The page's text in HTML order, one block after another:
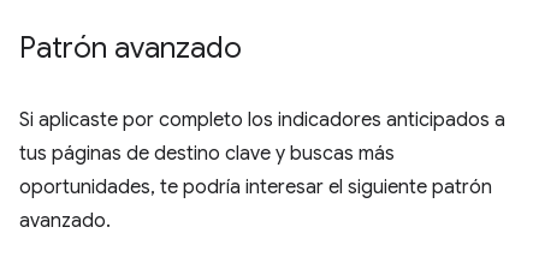
Patrón avanzado
Si aplicaste por completo los indicadores anticipados a
tus páginas de destino clave y buscas más
oportunidades, te podría interesar el siguiente patrón
avanzado.